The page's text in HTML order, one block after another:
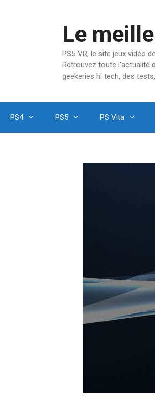
Le
PS5 VR, le site jeux vidéo
Retrouvez toute l'actualité
geekeries hi tech, des
PS4 PS5 PS Vita